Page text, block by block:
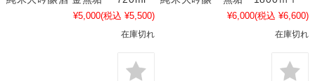
¥5,000(税込 ¥5,500)
在庫切れ
¥6,000(税込 ¥6,600)
在庫切れ